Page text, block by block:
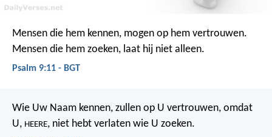
Mensen die hem kennen, mogen op hem vertrouwen.
Mensen die hem zoeken, laat hij niet alleen.
Psalm 9:11 - BGT
Wie Uw Naam kennen, zullen op U vertrouwen, omdat
U, HEERE, niet hebt verlaten wie U zoeken.